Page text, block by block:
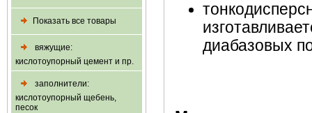
Показать все товары
вяжущие:
кислотоупорный цемент и пр.
заполнители:
кислотоупорный щебень,
песок
диабазовых